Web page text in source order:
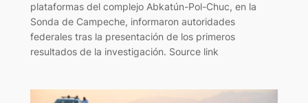
plataformas del complejo Abkatún-Pol-Chuc, en la
Sonda de Campeche, informaron autoridades
federales tras la presentación de los primeros
resultados de la investigación. Source link